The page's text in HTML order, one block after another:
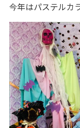
今年はパステルカ